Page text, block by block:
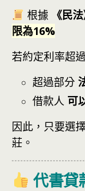
根據 《民
限為16%
若約定利率超
超過部分
借款人 可
因此，只要選
莊。
代書貸